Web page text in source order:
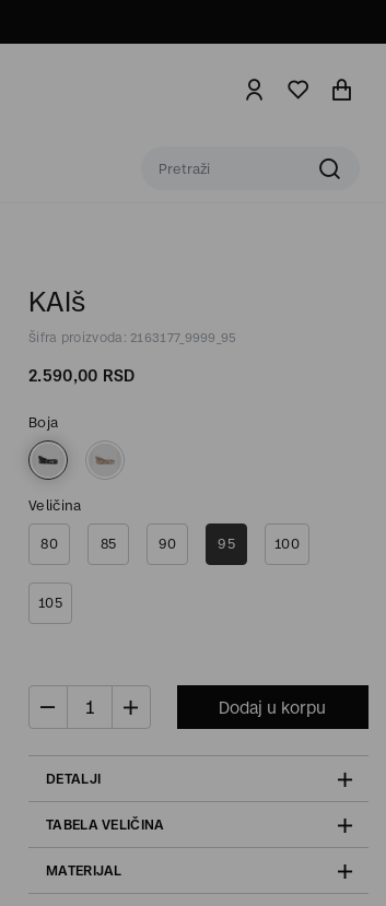
KAIš
Šifra proizvoda: 2163177_9999_95
2.590,00 RSD
Boja
Veličina
80 85 90 95 100
105
Dodaj u korpu
DETALJI
TABELA VELIČINA
MATERIJAL